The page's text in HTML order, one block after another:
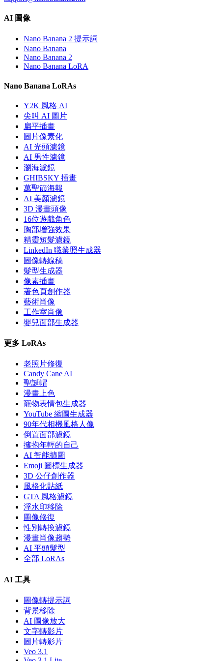
AI 圖像
Nano Banana 2 提示詞
Nano Banana
Nano Banana 2
Nano Banana LoRA
Nano Banana LoRAs
Y2K 風格 AI
尖叫 AI 圖片
扁平插畫
圖片像素化
AI 光頭濾鏡
AI 男性濾鏡
瀏海濾鏡
GHIBSKY 插畫
萬聖節海報
AI 美顏濾鏡
3D 漫畫頭像
16位遊戲角色
胸部增強效果
精靈短髮濾鏡
LinkedIn 職業照生成器
圖像轉線稿
髮型生成器
像素插畫
著色頁創作器
藝術肖像
工作室肖像
嬰兒面部生成器
更多 LoRAs
老照片修復
Candy Cane AI
聖誕帽
漫畫上色
寵物表情包生成器
YouTube 縮圖生成器
90年代相機風格人像
倒置面部濾鏡
擁抱年輕的自己
AI 智能擴圖
Emoji 圖標生成器
3D 公仔創作器
風格化貼紙
GTA 風格濾鏡
浮水印移除
圖像修復
性別轉換濾鏡
漫畫肖像趨勢
AI 平頭髮型
全部 LoRAs
AI 工具
圖像轉提示詞
背景移除
AI 圖像放大
文字轉影片
圖片轉影片
Veo 3.1